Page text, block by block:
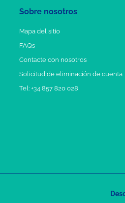
Sobre nosotros
Mapa del sitio
FAQs
Contacte con nosotros
Solicitud de eliminación de cuenta
Tel: +34 857 820 028